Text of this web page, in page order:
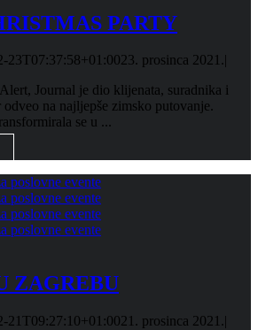
PARTY
23T07:37:58+01:0023. prosinca 2021.|
Journal je dio klijenata, suradnika i
na najljepše zimsko putovanje.
se u ...
ZAGREBU
21T09:27:10+01:0021. prosinca 2021.|